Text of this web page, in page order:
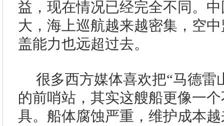
益，现在情况已经完全不同。
大，海上巡航越来越密集，空
盖能力也远超过去。
很多西方媒体喜欢把“马德雷
的前哨站，其实这艘船更像一
具。船体腐蚀严重，维护成本